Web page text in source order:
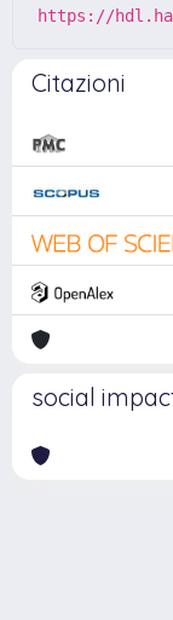
https://
Citazioni
social